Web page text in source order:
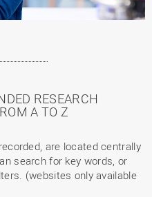
RESEARCH
A TO Z
are located centrally
search for key words, or
(websites only available